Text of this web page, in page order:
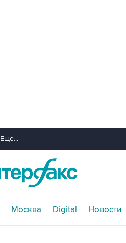
Еще...
Москва Digital Новости